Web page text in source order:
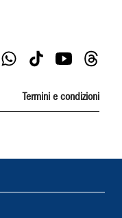
Termini e condizioni